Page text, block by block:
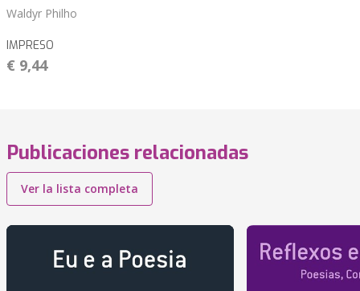
Waldyr Philho
IMPRESO
€ 9,44
Publicaciones relacionadas
Ver la lista completa